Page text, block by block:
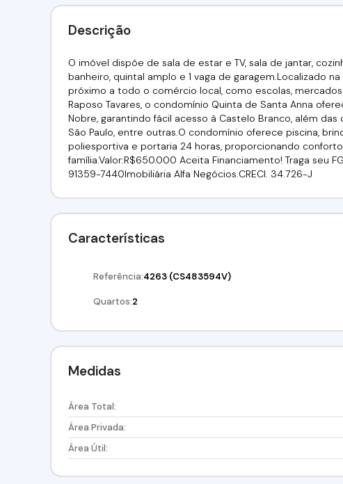
Descrição
O imóvel dispõe de sala de estar e TV, sala de jantar,
banheiro, quintal amplo e 1 vaga de garagem.Localizado
próximo a todo o comércio local, como escolas,
Raposo Tavares, o condomínio Quinta de Santa Anna
Nobre, garantindo fácil acesso à Castelo Branco, além das
São Paulo, entre outras.O condomínio oferece piscina,
poliesportiva e portaria 24 horas, proporcionando
família.Valor:R$650.000 Aceita Financiamento! Traga seu
91359-7440Imobiliária Alfa Negócios.CRECI. 34.726-J
Características
Referência:4263 (CS483594V)
Quartos:2
Medidas
Área Total:
Área Privada:
Área Útil: